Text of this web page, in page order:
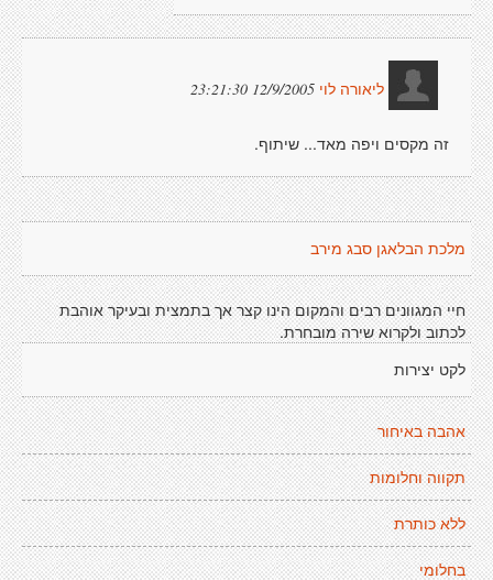
ליאורה לוי 12/9/2005 23:21:30
זה מקסים ויפה מאד... שיתוף.
מלכת הבלאגן סבג מירב
חיי המגוונים רבים והמקום הינו קצר אך בתמצית ובעיקר אוהבת
לכתוב ולקרוא שירה מובחרת.
לקט יצירות
אהבה באיחור
תקווה וחלומות
ללא כותרת
בחלומי